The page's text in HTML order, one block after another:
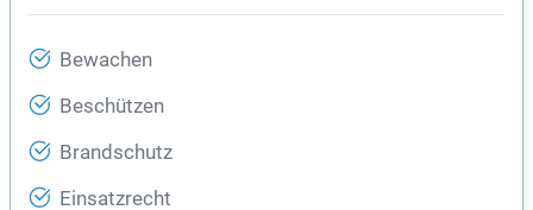
Bewachen
Beschützen
Brandschutz
Einsatzrecht